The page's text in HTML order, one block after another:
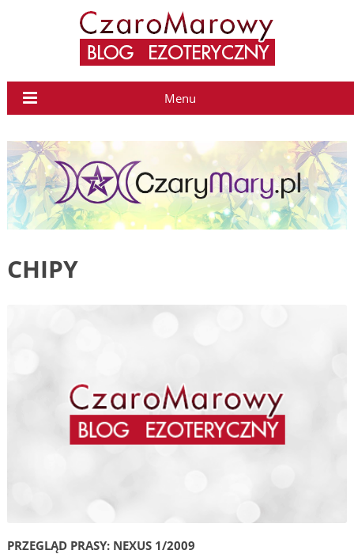
Menu
CHIPY
PRZEGLĄD PRASY: NEXUS 1/2009